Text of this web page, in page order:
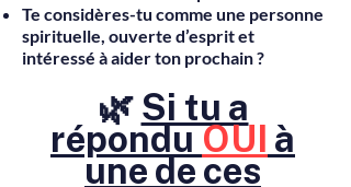
Te considères-tu comme une personne
spirituelle, ouverte d’esprit et
intéressé à aider ton prochain ?
🌿 Si tu a
réponduOUI à
une de ces